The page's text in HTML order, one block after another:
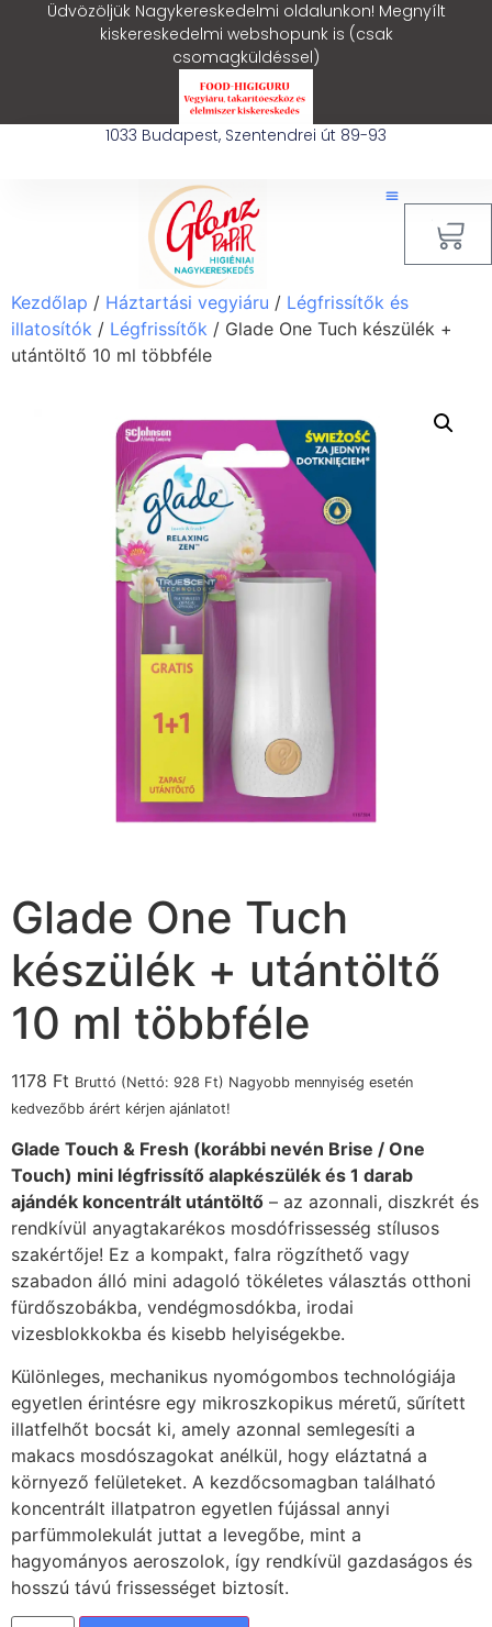
Üdvözöljük Nagykereskedelmi oldalunkon! Megnyílt
kiskereskedelmi webshopunk is (csak
csomagküldéssel)
1033 Budapest, Szentendrei út 89-93
Kezdőlap / Háztartási vegyiáru / Légfrissítők és
illatosítók / Légfrissítők / Glade One Tuch készülék +
utántöltő 10 ml többféle
Glade One Tuch
készülék + utántöltő
10 ml többféle
1178 Ft Bruttó (Nettó: 928 Ft) Nagyobb mennyiség esetén
kedvezőbb árért kérjen ajánlatot!
Glade Touch & Fresh (korábbi nevén Brise / One
Touch) mini légfrissítő alapkészülék és 1 darab
ajándék koncentrált utántöltő – az azonnali, diszkrét és
rendkívül anyagtakarékos mosdófrissesség stílusos
szakértője! Ez a kompakt, falra rögzíthető vagy
szabadon álló mini adagoló tökéletes választás otthoni
fürdőszobákba, vendégmosdókba, irodai
vizesblokkokba és kisebb helyiségekbe.
Különleges, mechanikus nyomógombos technológiája
egyetlen érintésre egy mikroszkopikus méretű, sűrített
illatfelhőt bocsát ki, amely azonnal semlegesíti a
makacs mosdószagokat anélkül, hogy eláztatná a
környező felületeket. A kezdőcsomagban található
koncentrált illatpatron egyetlen fújással annyi
parfümmolekulát juttat a levegőbe, mint a
hagyományos aeroszolok, így rendkívül gazdaságos és
hosszú távú frissességet biztosít.